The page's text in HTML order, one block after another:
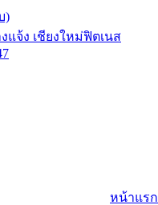
)
แจ้ง เชียงใหม่ฟิตเนส
หน้าแรก